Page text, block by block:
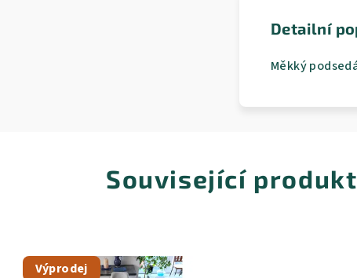
Detailní
Měkký
Související
Výprodej